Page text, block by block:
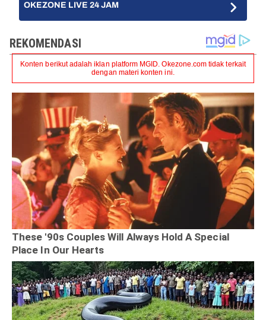
OKEZONE LIVE 24 JAM